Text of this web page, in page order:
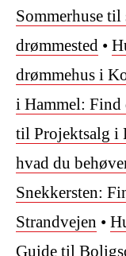
Sommerhuse
drømmested •
drømmehus i
i Hammel: Find
til Projektsalg i
hvad du
Snekkersten:
Strandvejen •
Guide til